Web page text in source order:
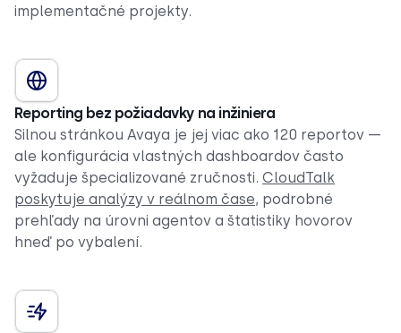
implementačné projekty.
Reporting bez požiadavky na inžiniera
Silnou stránkou Avaya je jej viac ako 120 reportov —
ale konfigurácia vlastných dashboardov často
vyžaduje špecializované zručnosti. CloudTalk
poskytuje analýzy v reálnom čase, podrobné
prehľady na úrovni agentov a štatistiky hovorov
hneď po vybalení.